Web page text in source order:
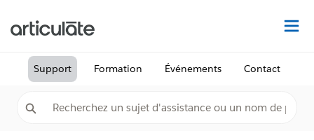
Support Formation Événements Contact